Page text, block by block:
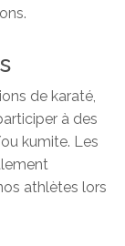
de karaté,
à des
kumite. Les
athlètes lors